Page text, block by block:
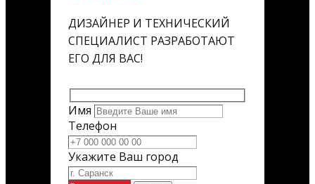
ДИЗАЙНЕР И ТЕХНИЧЕСКИЙ
СПЕЦИАЛИСТ РАЗРАБОТАЮТ
ЕГО ДЛЯ ВАС!
Имя
Телефон
Укажите Ваш город